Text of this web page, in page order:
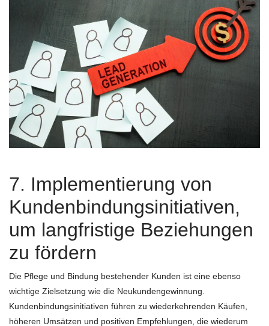
7. Implementierung von
Kundenbindungsinitiativen,
um langfristige Beziehungen
zu fördern
Die Pflege und Bindung bestehender Kunden ist eine ebenso
wichtige Zielsetzung wie die Neukundengewinnung.
Kundenbindungsinitiativen führen zu wiederkehrenden Käufen,
höheren Umsätzen und positiven Empfehlungen, die wiederum